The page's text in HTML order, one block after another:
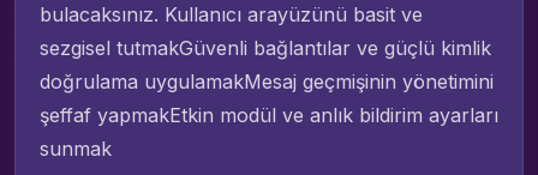
bulacaksınız. Kullanıcı arayüzünü basit ve
sezgisel tutmakGüvenli bağlantılar ve güçlü kimlik
doğrulama uygulamakMesaj geçmişinin yönetimini
şeffaf yapmakEtkin modül ve anlık bildirim ayarları
sunmak